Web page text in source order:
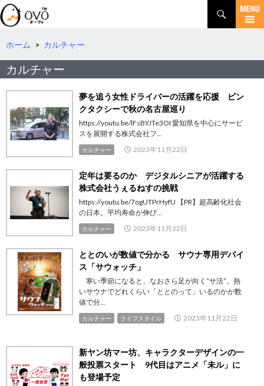
検
索
コ
テ
ツ
へ
移
ホーム > カルチャー
カルチャー
夢を追う女性ドライバーの活躍を応援 ピン
クタクシーで秋の名古屋巡り
https://youtu.be/lFsBYJTe3OI 愛知県を中心にサービ
スを展開する株式会社フ...
カルチャー 2023年11月22日
定年は要るのか デジタルシニアが活躍する
株式会社うぇるねすの挑戦
https://youtu.be/7ogUTPrHyfU 【PR】超高齢化社会
の日本。平均寿命が伸び...
カルチャー 2023年11月22日
ととのいが数値で分かる サウナ専用デバイ
ス「サウォッチ」
寒い季節になると、なおさら足が向く“サ活”。熱
いサウナでどれくらい「ととのって」いるのかが数
値で分...
カルチャー ライフスタイル 2023年11月22日
新ヤン坊マー坊、キャラクターデザインの一
般投票スタート 9代目はアニメ「未ル」に
も登場予定